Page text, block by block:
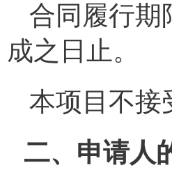
合同履行期
成之日止。
本项目不接
二、申请人